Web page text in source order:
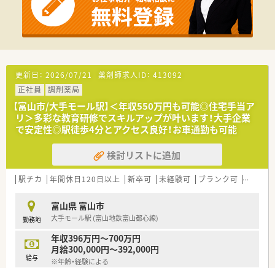
＼ 幅広いキャリアパスが魅力です ／
がんや糖尿病など疾患別の専門性を高めた専門薬剤師(社内認定
制度)としてのキャリア、薬局運営や薬局経営といったマネージ
ャーとしてのキャリアなど、ご自身の志向に合わせたキャリアが
薬剤師として人事、教育、経営コンサル等に携わっている方もい
らっしゃりと、たくさんの選択肢があることが魅力です◎
＼ 休暇制度も充実 ／
年間休日は124日！有給休暇は入社後すぐ付与されます◎
連続休暇制度、メモリアル休暇、サポート休暇、ボランティア休
暇などがあり、ワークライフバランスを推奨されています！
更新日： 2026/07/21 薬剤師求人ID： 413092
正社員
調剤薬局
【富山市/大手モール駅】＜年収550万円も可能◎住宅手当ア
リ＞多彩な教育研修でスキルアップが叶います！大手企業
で安定性◎駅徒歩4分とアクセス良好！お車通勤も可能
検討リストに追加
駅チカ 年間休日120日以上 新卒可 未経験可 ブランク可 車通勤
勤務地
富山県 富山市
大手モール駅 (富山地鉄富山都心線)
給与
年収396万円～700万円
月給300,000円～392,000円
※年齢・経験による